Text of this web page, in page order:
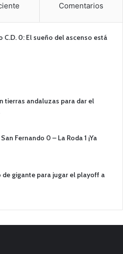
Comentarios
C.D. 0: El sueño del ascenso está
tierras andaluzas para dar el
Fernando 0 – La Roda 1 ¡Ya
de gigante para jugar el playoff a